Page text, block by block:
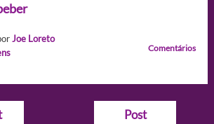
Joe Loreto
Comentários
Post